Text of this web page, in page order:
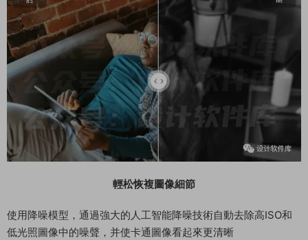
輕松恢複圖像細節
使用降噪模型，通過強大的人工智能降噪技術自動去除高ISO和
低光照圖像中的噪聲，并使卡通圖像看起來更清晰